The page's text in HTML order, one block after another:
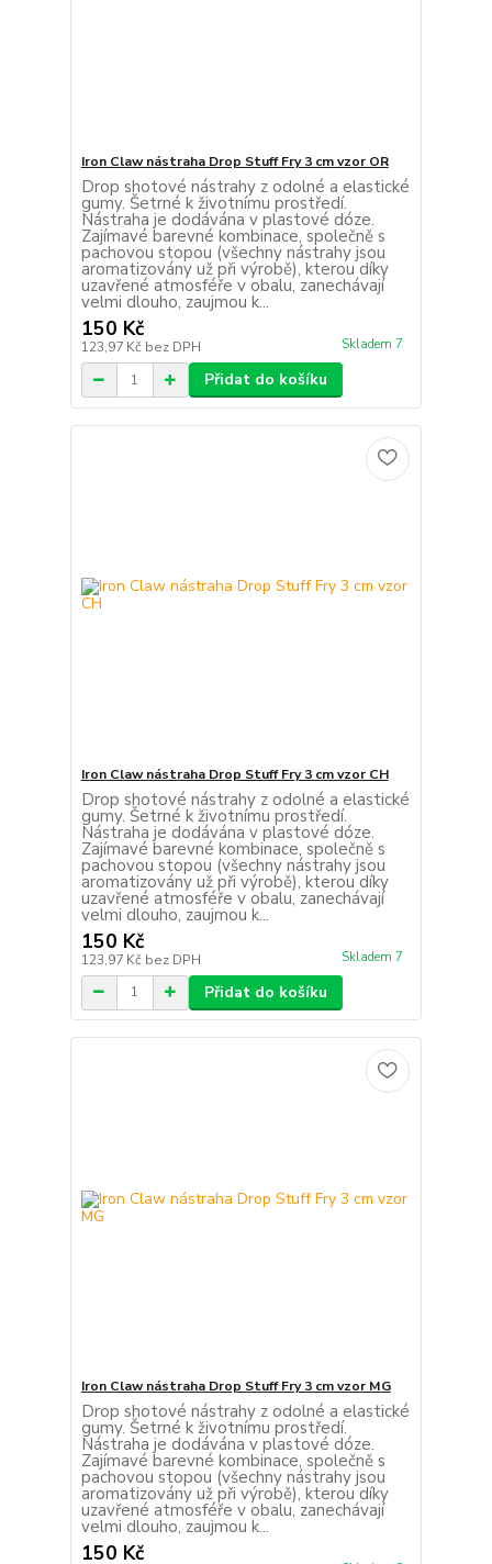
Iron Claw nástraha Drop Stuff Fry 3 cm vzor OR
Drop shotové nástrahy z odolné a elastické
gumy. Šetrné k životnímu prostředí.
Nástraha je dodávána v plastové dóze.
Zajímavé barevné kombinace, společně s
pachovou stopou (všechny nástrahy jsou
aromatizovány už při výrobě), kterou díky
uzavřené atmosféře v obalu, zanechávají
velmi dlouho, zaujmou k...
150 Kč
123,97 Kč bez DPH Skladem 7
Přidat do košíku
Iron Claw nástraha Drop Stuff Fry 3 cm vzor CH
Drop shotové nástrahy z odolné a elastické
gumy. Šetrné k životnímu prostředí.
Nástraha je dodávána v plastové dóze.
Zajímavé barevné kombinace, společně s
pachovou stopou (všechny nástrahy jsou
aromatizovány už při výrobě), kterou díky
uzavřené atmosféře v obalu, zanechávají
velmi dlouho, zaujmou k...
150 Kč
123,97 Kč bez DPH Skladem 7
Přidat do košíku
Iron Claw nástraha Drop Stuff Fry 3 cm vzor MG
Drop shotové nástrahy z odolné a elastické
gumy. Šetrné k životnímu prostředí.
Nástraha je dodávána v plastové dóze.
Zajímavé barevné kombinace, společně s
pachovou stopou (všechny nástrahy jsou
aromatizovány už při výrobě), kterou díky
uzavřené atmosféře v obalu, zanechávají
velmi dlouho, zaujmou k...
150 Kč